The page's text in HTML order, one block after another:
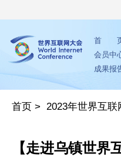
首
会员中
成果报
首页 > 2023年世界互
【走进乌镇世界